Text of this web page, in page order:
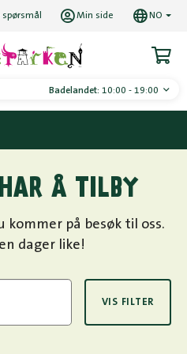
Badelandet: 10:00 - 19:00
Min side NO
Å TILBY
kommer på besøk til oss.
dager like!
VIS FILTER